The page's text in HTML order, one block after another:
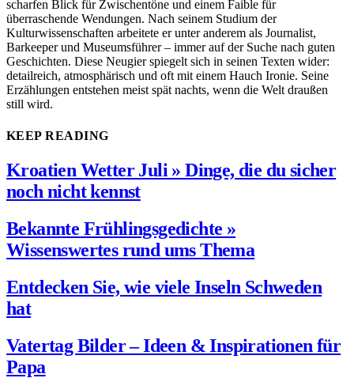
scharfen Blick für Zwischentöne und einem Faible für
überraschende Wendungen. Nach seinem Studium der
Kulturwissenschaften arbeitete er unter anderem als Journalist,
Barkeeper und Museumsführer – immer auf der Suche nach guten
Geschichten. Diese Neugier spiegelt sich in seinen Texten wider:
detailreich, atmosphärisch und oft mit einem Hauch Ironie. Seine
Erzählungen entstehen meist spät nachts, wenn die Welt draußen
still wird.
KEEP READING
Kroatien Wetter Juli » Dinge, die du sicher
noch nicht kennst
Bekannte Frühlingsgedichte »
Wissenswertes rund ums Thema
Entdecken Sie, wie viele Inseln Schweden
hat
Vatertag Bilder – Ideen & Inspirationen für
Papa